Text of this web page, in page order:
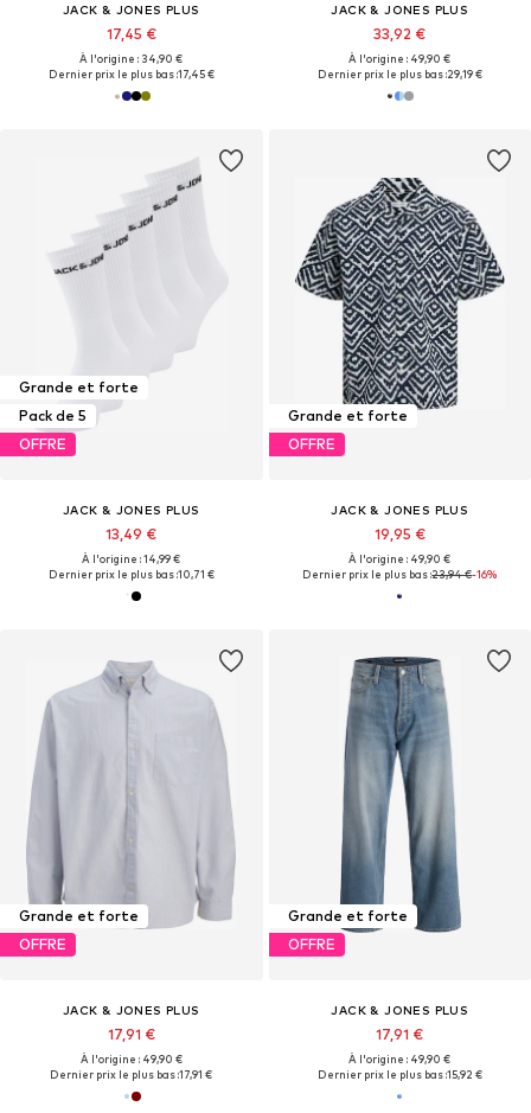
JACK & JONES PLUS
17,45 €
À l'origine : 34,90 €
Dernier prix le plus bas :17,45 €
JACK & JONES PLUS
33,92 €
À l'origine : 49,90 €
Dernier prix le plus bas :29,19 €
Grande et forte
Pack de 5
OFFRE
JACK & JONES PLUS
13,49 €
À l'origine : 14,99 €
Dernier prix le plus bas :10,71 €
Grande et forte
OFFRE
JACK & JONES PLUS
19,95 €
À l'origine : 49,90 €
Dernier prix le plus bas :23,94 €-16%
Grande et forte
OFFRE
JACK & JONES PLUS
17,91 €
À l'origine : 49,90 €
Dernier prix le plus bas :17,91 €
Grande et forte
OFFRE
JACK & JONES PLUS
17,91 €
À l'origine : 49,90 €
Dernier prix le plus bas :15,92 €